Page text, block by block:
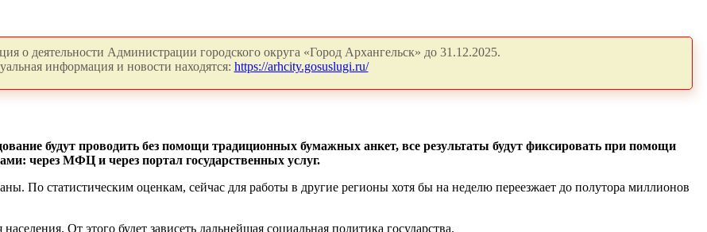
о деятельности Администрации городского округа «Город Архангельск» до 31.12.2025.
информация и новости находятся: https://arhcity.gosuslugi.ru/
будут проводить без помощи традиционных бумажных анкет, все результаты будут фиксировать при помощи
через МФЦ и через портал государственных услуг.
По статистическим оценкам, сейчас для работы в другие регионы хотя бы на неделю переезжает до полутора миллионов
От этого будет зависеть дальнейшая социальная политика государства.